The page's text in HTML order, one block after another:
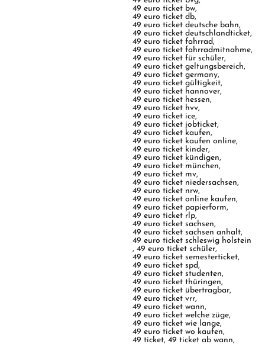
49 euro ticket bw,
49 euro ticket db,
49 euro ticket deutsche bahn,
49 euro ticket deutschlandticket,
49 euro ticket fahrrad,
49 euro ticket fahrradmitnahme,
49 euro ticket für schüler,
49 euro ticket geltungsbereich,
49 euro ticket germany,
49 euro ticket gültigkeit,
49 euro ticket hannover,
49 euro ticket hessen,
49 euro ticket hvv,
49 euro ticket ice,
49 euro ticket jobticket,
49 euro ticket kaufen,
49 euro ticket kaufen online,
49 euro ticket kinder,
49 euro ticket kündigen,
49 euro ticket münchen,
49 euro ticket mv,
49 euro ticket niedersachsen,
49 euro ticket nrw,
49 euro ticket online kaufen,
49 euro ticket papierform,
49 euro ticket rlp,
49 euro ticket sachsen,
49 euro ticket sachsen anhalt,
49 euro ticket schleswig holstein
,49 euro ticket schüler,
49 euro ticket semesterticket,
49 euro ticket spd,
49 euro ticket studenten,
49 euro ticket thüringen,
49 euro ticket übertragbar,
49 euro ticket vrr,
49 euro ticket wann,
49 euro ticket welche züge,
49 euro ticket wie lange,
49 euro ticket wo kaufen,
49 ticket,49 ticket ab wann,